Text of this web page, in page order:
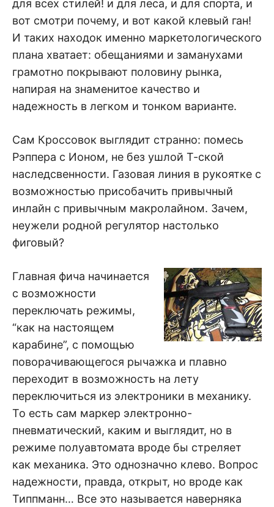
для всех стилей! и для леса, и для спорта, и
вот смотри почему, и вот какой клевый ган!
И таких находок именно маркетологического
плана хватает: обещаниями и заманухами
грамотно покрывают половину рынка,
напирая на знаменитое качество и
надежность в легком и тонком варианте.
Сам Кроссовок выглядит странно: помесь
Рэппера с Ионом, не без ушлой Т-ской
наследсвенности. Газовая линия в рукоятке с
возможностью присобачить привычный
инлайн с привычным макролайном. Зачем,
неужели родной регулятор настолько
фиговый?
Главная фича начинается
с возможности
переключать режимы,
“как на настоящем
карабине”, с помощью
поворачивающегося рычажка и плавно
переходит в возможность на лету
переключиться из электроники в механику.
То есть сам маркер электронно-
пневматический, каким и выглядит, но в
режиме полуавтомата вроде бы стреляет
как механика. Это однозначно клево. Вопрос
надежности, правда, открыт, но вроде как
Типпманн… Все это называется наверняка